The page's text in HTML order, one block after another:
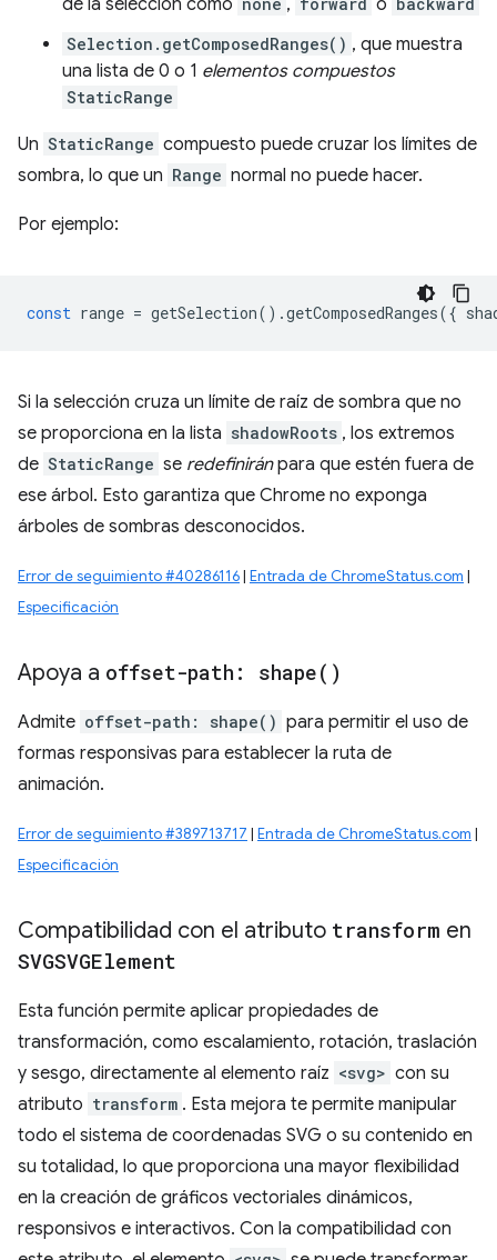
de la selección como , o
Selection.getComposedRanges() , que muestra
una lista de 0 o 1 elementos compuestos
StaticRange
Un StaticRange compuesto puede cruzar los límites de
sombra, lo que un Range normal no puede hacer.
Por ejemplo:
const range = getSelection().getComposedRanges({
Si la selección cruza un límite de raíz de sombra que no
se proporciona en la lista shadowRoots , los extremos
de StaticRange se redefiniránpara que estén fuera de
ese árbol. Esto garantiza que Chrome no exponga
árboles de sombras desconocidos.
Error de seguimiento #40286116| Entrada de ChromeStatus.com |
Especificación
Apoya a offset-path: shape( )
Admite offset-path: shape() para permitir el uso de
formas responsivas para establecer la ruta de
animación.
Error de seguimiento #389713717 | Entrada de ChromeStatus.com |
Especificación
Compatibilidad con el atributo transform en
SVGSVGElement
Esta función permite aplicar propiedades de
transformación, como escalamiento, rotación, traslación
y sesgo, directamente al elemento raíz <svg> con su
atributo transform . Esta mejora te permite manipular
todo el sistema de coordenadas SVG o su contenido en
su totalidad, lo que proporciona una mayor flexibilidad
en la creación de gráficos vectoriales dinámicos,
responsivos e interactivos. Con la compatibilidad con